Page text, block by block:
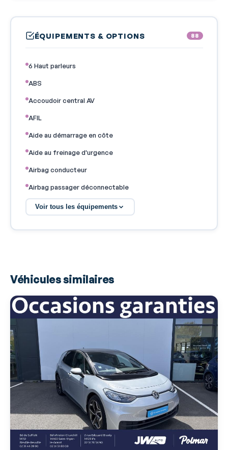
ÉQUIPEMENTS & OPTIONS 88
6 Haut parleurs
ABS
Accoudoir central AV
AFIL
Aide au démarrage en côte
Aide au freinage d'urgence
Airbag conducteur
Airbag passager déconnectable
Airbags latéraux avant
Appel d'Urgence Localisé
Assistance de maintien de trajectoire
Bacs de portes arrière
Bacs de portes avant
Banquette 1/3-2/3
Banquette AR rabattable
Banquette arrière 3 places
Banquette coulissante
Barres de toit
Becquet arrière
Voir tous les équipements
Véhicules similaires